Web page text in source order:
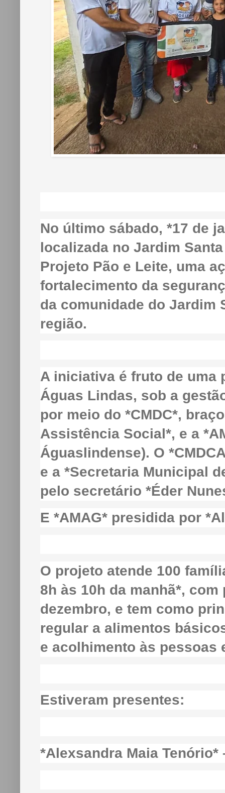
No último sábado, *17 de
localizada no Jardim
Projeto Pão e Leite, uma
fortalecimento da
da comunidade do Jardim
região.
A iniciativa é fruto de uma
Águas Lindas, sob a
por meio do *CMDC*,
Assistência Social*, e a
Águaslindense). O
e a *Secretaria Municipal
pelo secretário *Éder
E *AMAG* presidida por
O projeto atende 100
8h às 10h da manhã*,
dezembro, e tem como
regular a alimentos
e acolhimento às pessoas
Estiveram presentes:
*Alexsandra Maia Tenório*